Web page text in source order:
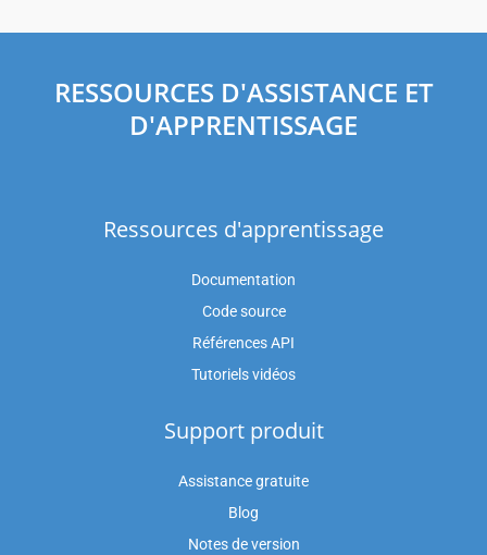
RESSOURCES D'ASSISTANCE ET
D'APPRENTISSAGE
Ressources d'apprentissage
Documentation
Code source
Références API
Tutoriels vidéos
Support produit
Assistance gratuite
Blog
Notes de version